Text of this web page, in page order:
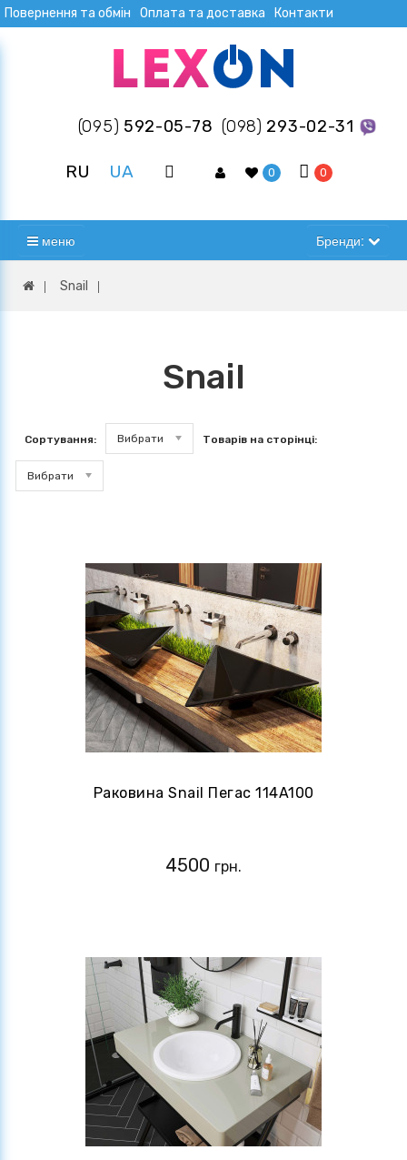
Повернення та обмін Оплата та доставка Контакти
(095) 592-05-78 (098) 293-02-31
RU UA 0 0
меню Бренди:
Snail
Snail
Сортування: Вибрати Товарів на сторінці:
Вибрати
Раковина Snail Пегас 114A100
4500 грн.